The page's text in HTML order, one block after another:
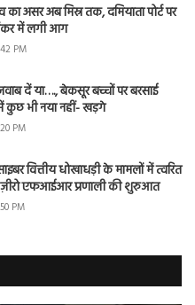
का असर अब मिस्र तक, दमियाता पोर्ट पर
में लगी आग
PM
दें या…., बेकसूर बच्चों पर बरसाई
कुछ भी नया नहीं- खड़गे
PM
वित्तीय धोखाधड़ी के मामलों में त्वरित
ज़ीरो एफआईआर प्रणाली की शुरुआत
PM